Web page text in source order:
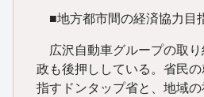
■地方都市間の経済協力目
広沢自動車グループの取り
政も後押ししている。省民
指すドンタップ省と、地域